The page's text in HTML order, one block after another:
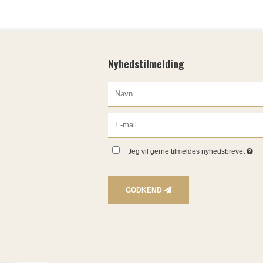
Nyhedstilmelding
Jeg vil gerne tilmeldes nyhedsbrevet
GODKEND